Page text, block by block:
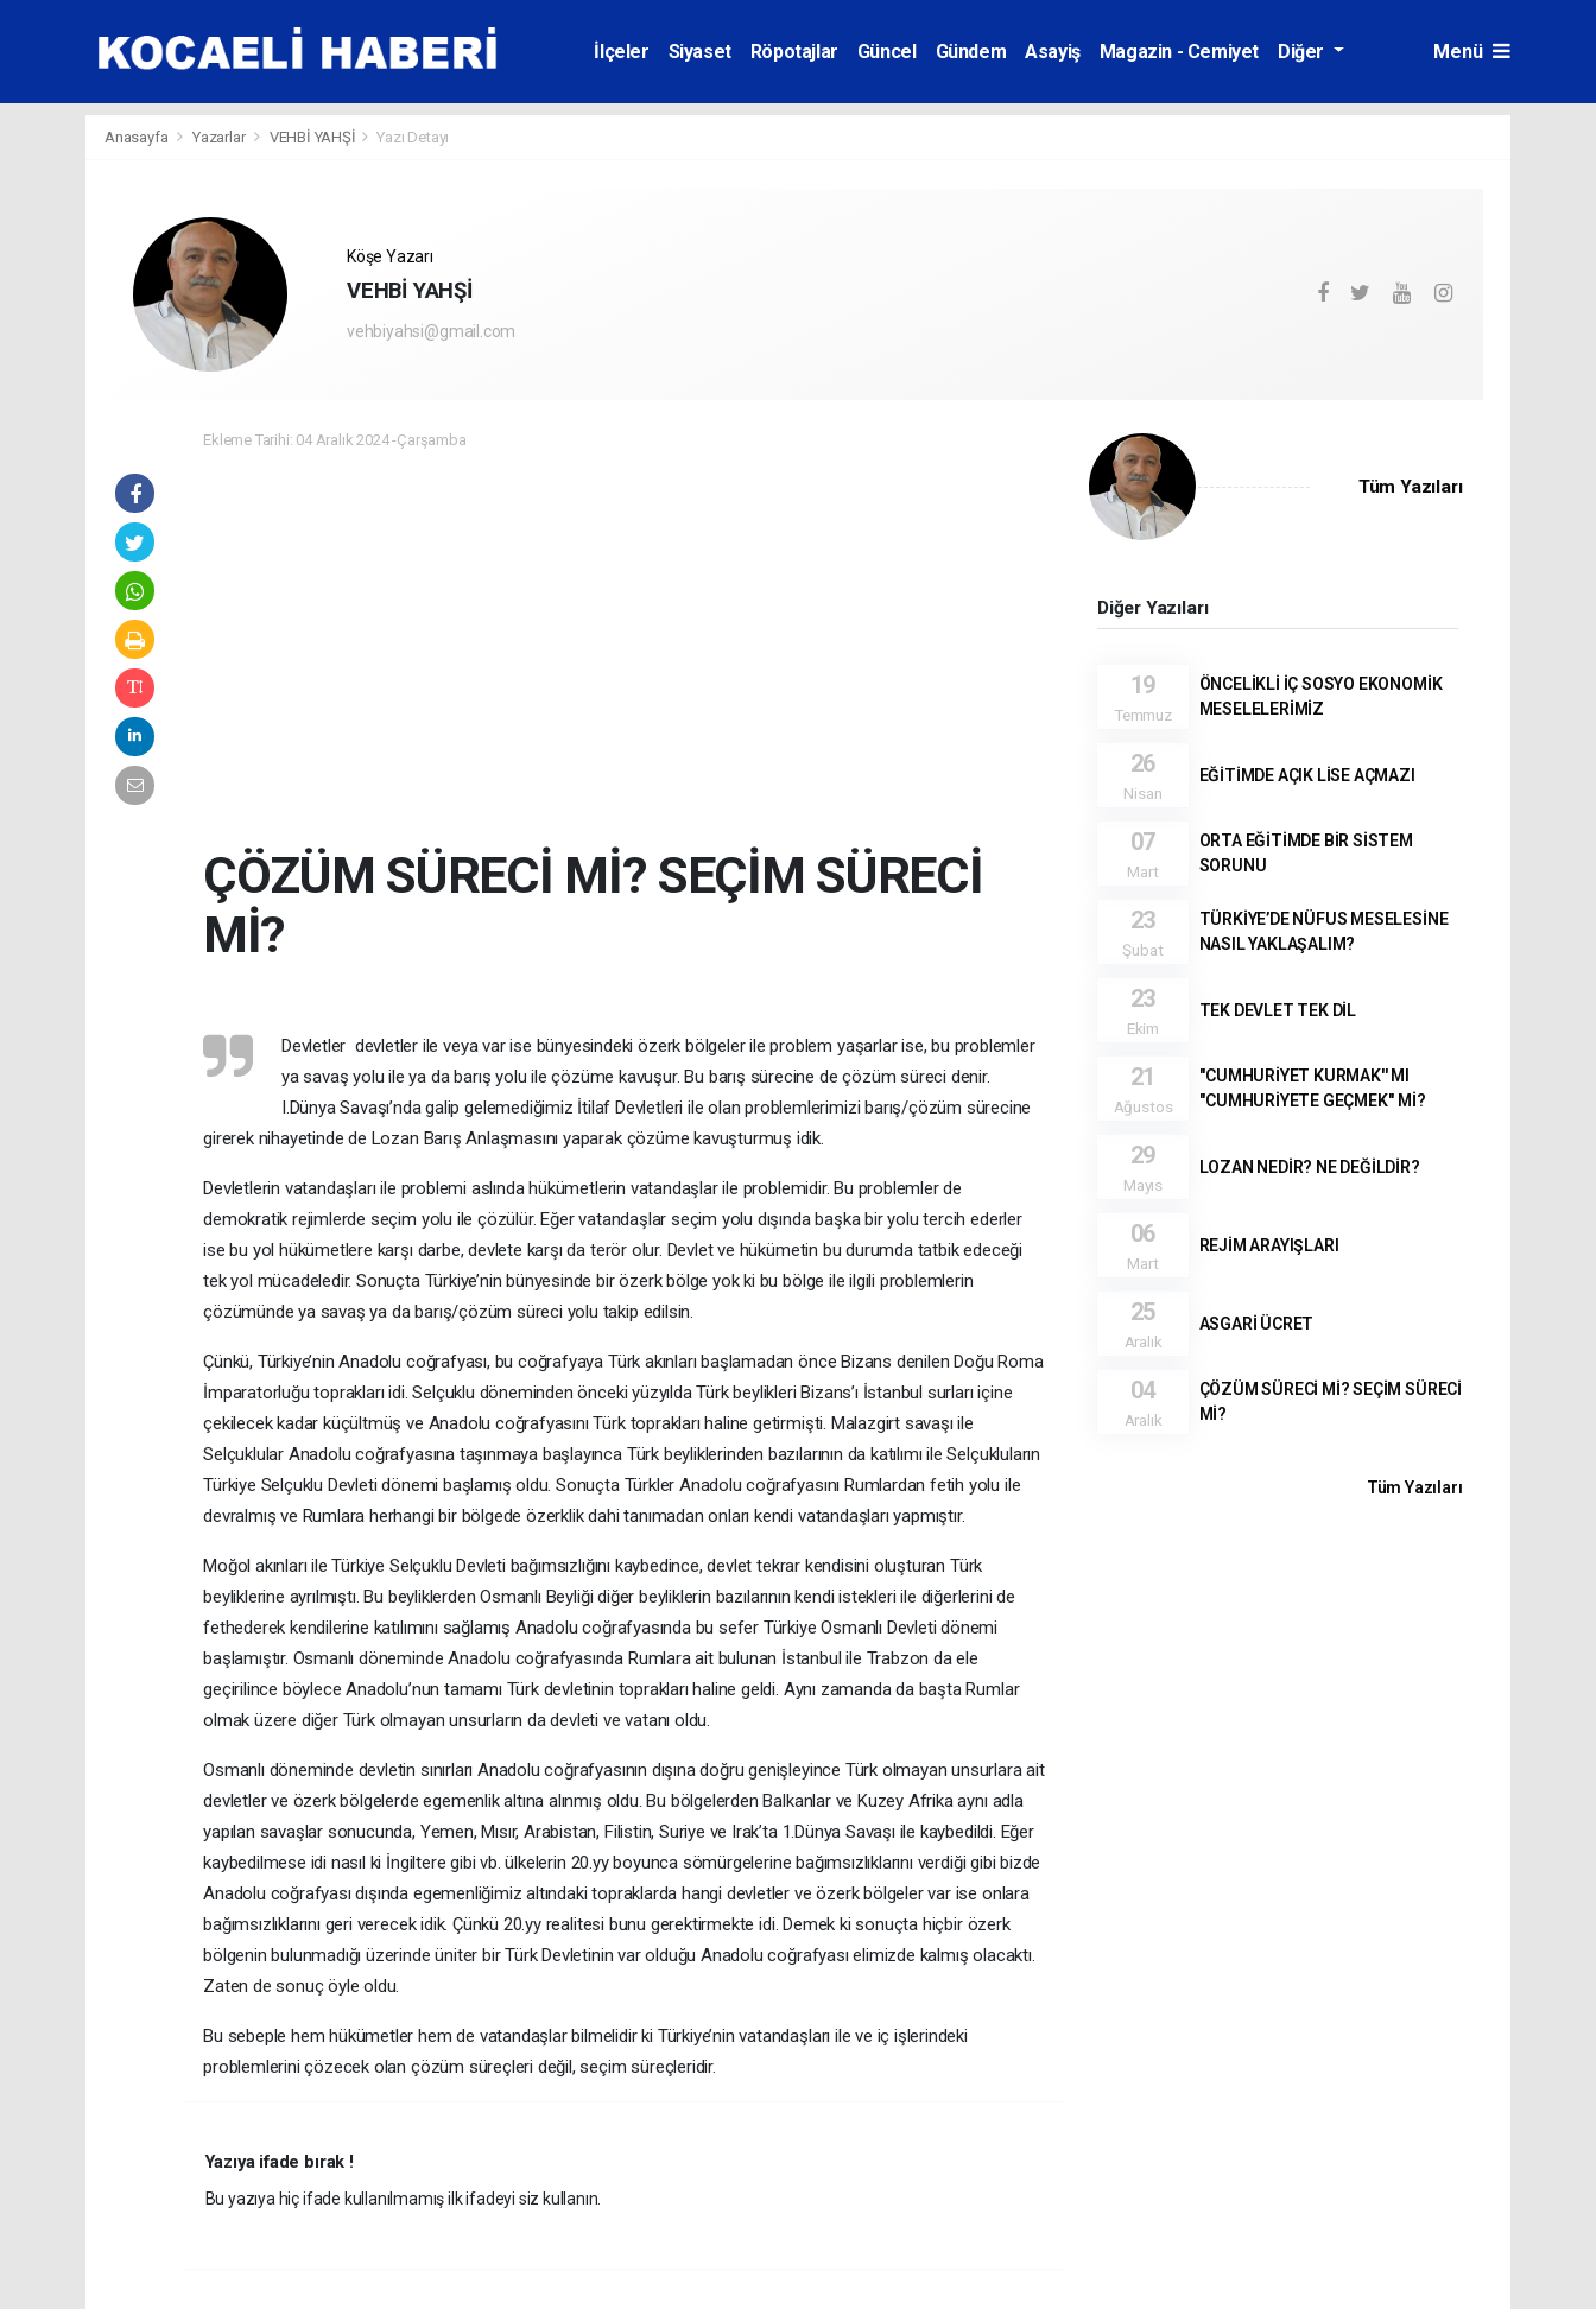
İlçeler Siyaset Röpotajlar Güncel Gündem Asayiş Magazin - Cemiyet Diğer Menü
Anasayfa Yazarlar VEHBİ YAHŞİ Yazı Detayı
Köşe Yazarı
VEHBİ YAHŞİ
vehbiyahsi@gmail.com
Ekleme Tarihi: 04 Aralık 2024 -Çarşamba
ÇÖZÜM SÜRECİ Mİ? SEÇİM SÜRECİ
Mİ?
Devletler devletler ile veya var ise bünyesindeki özerk bölgeler ile problem yaşarlar ise, bu problemler
ya savaş yolu ile ya da barış yolu ile çözüme kavuşur. Bu barış sürecine de çözüm süreci denir.
I.Dünya Savaşı’nda galip gelemediğimiz İtilaf Devletleri ile olan problemlerimizi barış/çözüm sürecine
girerek nihayetinde de Lozan Barış Anlaşmasını yaparak çözüme kavuşturmuş idik.
Devletlerin vatandaşları ile problemi aslında hükümetlerin vatandaşlar ile problemidir. Bu problemler de
demokratik rejimlerde seçim yolu ile çözülür. Eğer vatandaşlar seçim yolu dışında başka bir yolu tercih ederler
ise bu yol hükümetlere karşı darbe, devlete karşı da terör olur. Devlet ve hükümetin bu durumda tatbik edeceği
tek yol mücadeledir. Sonuçta Türkiye’nin bünyesinde bir özerk bölge yok ki bu bölge ile ilgili problemlerin
çözümünde ya savaş ya da barış/çözüm süreci yolu takip edilsin.
Çünkü, Türkiye’nin Anadolu coğrafyası, bu coğrafyaya Türk akınları başlamadan önce Bizans denilen Doğu Roma
İmparatorluğu toprakları idi. Selçuklu döneminden önceki yüzyılda Türk beylikleri Bizans’ı İstanbul surları içine
çekilecek kadar küçültmüş ve Anadolu coğrafyasını Türk toprakları haline getirmişti. Malazgirt savaşı ile
Selçuklular Anadolu coğrafyasına taşınmaya başlayınca Türk beyliklerinden bazılarının da katılımı ile Selçukluların
Türkiye Selçuklu Devleti dönemi başlamış oldu. Sonuçta Türkler Anadolu coğrafyasını Rumlardan fetih yolu ile
devralmış ve Rumlara herhangi bir bölgede özerklik dahi tanımadan onları kendi vatandaşları yapmıştır.
Moğol akınları ile Türkiye Selçuklu Devleti bağımsızlığını kaybedince, devlet tekrar kendisini oluşturan Türk
beyliklerine ayrılmıştı. Bu beyliklerden Osmanlı Beyliği diğer beyliklerin bazılarının kendi istekleri ile diğerlerini de
fethederek kendilerine katılımını sağlamış Anadolu coğrafyasında bu sefer Türkiye Osmanlı Devleti dönemi
başlamıştır. Osmanlı döneminde Anadolu coğrafyasında Rumlara ait bulunan İstanbul ile Trabzon da ele
geçirilince böylece Anadolu’nun tamamı Türk devletinin toprakları haline geldi. Aynı zamanda da başta Rumlar
olmak üzere diğer Türk olmayan unsurların da devleti ve vatanı oldu.
Osmanlı döneminde devletin sınırları Anadolu coğrafyasının dışına doğru genişleyince Türk olmayan unsurlara ait
devletler ve özerk bölgelerde egemenlik altına alınmış oldu. Bu bölgelerden Balkanlar ve Kuzey Afrika aynı adla
yapılan savaşlar sonucunda, Yemen, Mısır, Arabistan, Filistin, Suriye ve Irak’ta 1.Dünya Savaşı ile kaybedildi. Eğer
kaybedilmese idi nasıl ki İngiltere gibi vb. ülkelerin 20.yy boyunca sömürgelerine bağımsızlıklarını verdiği gibi bizde
Anadolu coğrafyası dışında egemenliğimiz altındaki topraklarda hangi devletler ve özerk bölgeler var ise onlara
bağımsızlıklarını geri verecek idik. Çünkü 20.yy realitesi bunu gerektirmekte idi. Demek ki sonuçta hiçbir özerk
bölgenin bulunmadığı üzerinde üniter bir Türk Devletinin var olduğu Anadolu coğrafyası elimizde kalmış olacaktı.
Zaten de sonuç öyle oldu.
Bu sebeple hem hükümetler hem de vatandaşlar bilmelidir ki Türkiye’nin vatandaşları ile ve iç işlerindeki
problemlerini çözecek olan çözüm süreçleri değil, seçim süreçleridir.
Yazıya ifade bırak !
Bu yazıya hiç ifade kullanılmamış ilk ifadeyi siz kullanın.
Tüm Yazıları
Diğer Yazıları
19
Temmuz
ÖNCELİKLİ İÇ SOSYO EKONOMİK
MESELELERİMİZ
26
Nisan
EĞİTİMDE AÇIK LİSE AÇMAZI
07
Mart
ORTA EĞİTİMDE BİR SİSTEM
SORUNU
23
Şubat
TÜRKİYE’DE NÜFUS MESELESİNE
NASIL YAKLAŞALIM?
23
Ekim
TEK DEVLET TEK DİL
21
Ağustos
''CUMHURİYET KURMAK'' MI
''CUMHURİYETE GEÇMEK'' Mİ?
29
Mayıs
LOZAN NEDİR? NE DEĞİLDİR?
06
Mart
REJİM ARAYIŞLARI
25
Aralık
ASGARİ ÜCRET
04
Aralık
ÇÖZÜM SÜRECİ Mİ? SEÇİM SÜRECİ
Mİ?
Tüm Yazıları